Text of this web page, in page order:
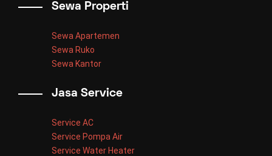
Sewa Properti
Sewa Apartemen
Sewa Ruko
Sewa Kantor
Jasa Service
Service AC
Service Pompa Air
Service Water Heater